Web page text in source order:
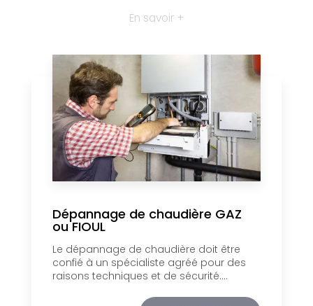
En savoir +
Dépannage de chaudière GAZ
ou FIOUL
Le dépannage de chaudière doit être
confié à un spécialiste agréé pour des
raisons techniques et de sécurité....